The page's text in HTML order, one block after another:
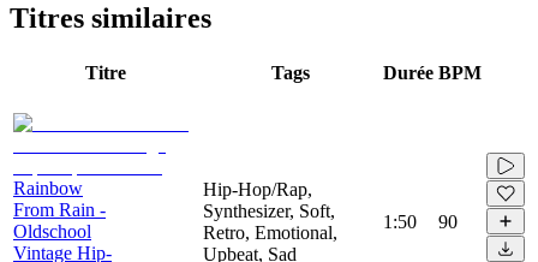
Titres similaires
Titre Tags Durée BPM
Rainbow
From Rain -
Oldschool
Vintage Hip-
Hip-Hop/Rap,
Synthesizer, Soft,
Retro, Emotional,
Upbeat, Sad
1:50 90